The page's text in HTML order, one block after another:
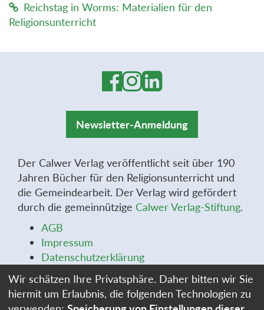
Reichstag in Worms: Materialien für den
Religionsunterricht
Newsletter-Anmeldung
Der Calwer Verlag veröffentlicht seit über 190
Jahren Bücher für den Religionsunterricht und
die Gemeindearbeit. Der Verlag wird gefördert
durch die gemeinnützige Calwer Verlag-Stiftung.
AGB
Impressum
Datenschutzerklärung
Widerrufsformular
Stellenangebote
Wir schätzen Ihre Privatsphäre. Daher bitten wir Sie
hiermit um Erlaubnis, die folgenden Technologien zu